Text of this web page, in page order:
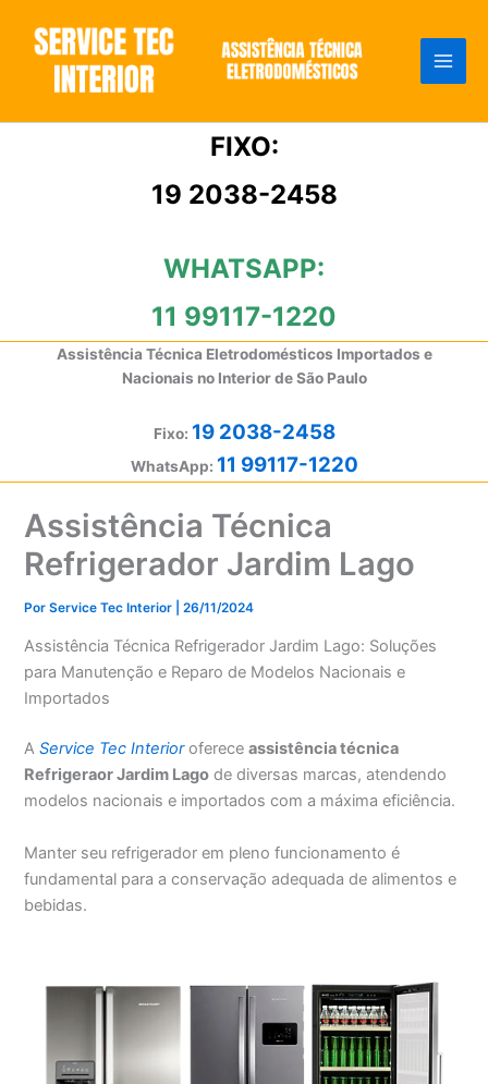
conteúdo
FIXO:
19 2038-2458
WHATSAPP:
11 99117-1220
Assistência Técnica Eletrodomésticos Importados e
Nacionais no Interior de São Paulo
Fixo: 19 2038-2458
WhatsApp: 11 99117-1220
Assistência Técnica
Refrigerador Jardim Lago
PorService Tec Interior |26/11/2024
Assistência Técnica Refrigerador Jardim Lago: Soluções
para Manutenção e Reparo de Modelos Nacionais e
Importados
AService Tec Interiorofereceassistência técnica
Refrigeraor Jardim Lago de diversas marcas, atendendo
modelos nacionais e importados com a máxima eficiência.
Manter seu refrigerador em pleno funcionamento é
fundamental para a conservação adequada de alimentos e
bebidas.